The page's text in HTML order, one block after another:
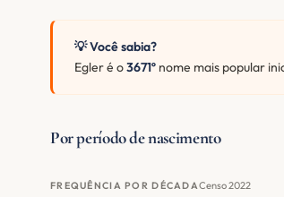
💡 Você sabia?
Egler é o3671º nome mais popular
Por período de nascimento
FREQUÊNCIA POR DÉCADACenso 2022